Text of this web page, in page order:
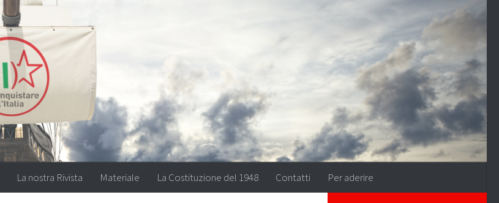
La nostra Rivista Materiale La Costituzione del 1948 Contatti Per aderire